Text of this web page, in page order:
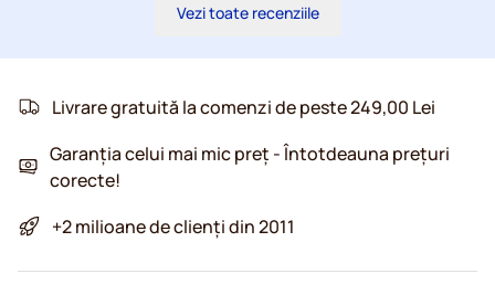
Vezi toate recenziile
Livrare gratuită la comenzi de peste 249,00 Lei
Garanția celui mai mic preț - Întotdeauna prețuri
corecte!
+2 milioane de clienți din 2011